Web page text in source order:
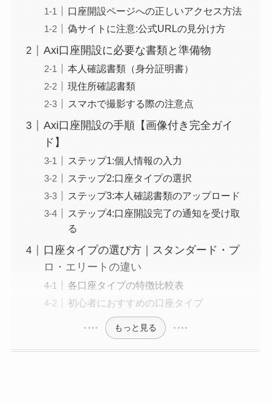
口座開設ページへの正しいアクセス方法
偽サイトに注意:公式URLの見分け方
Axi口座開設に必要な書類と準備物
本人確認書類（身分証明書）
現住所確認書類
スマホで撮影する際の注意点
Axi口座開設の手順【画像付き完全ガイ
ド】
ステップ1:個人情報の入力
ステップ2:口座タイプの選択
ステップ3:本人確認書類のアップロード
ステップ4:口座開設完了の通知を受け取
る
口座タイプの選び方｜スタンダード・プ
ロ・エリートの違い
各口座タイプの特徴比較表
初心者におすすめの口座タイプ
もっと見る